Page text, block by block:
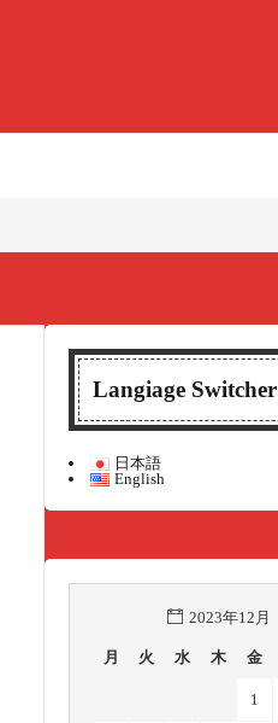
Langiage Switcher
日本語
English
2023年12月
月 火 水 木 金
1